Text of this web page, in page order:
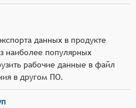
данных в продукте
наиболее популярных
рабочие данные в файл
в другом ПО.